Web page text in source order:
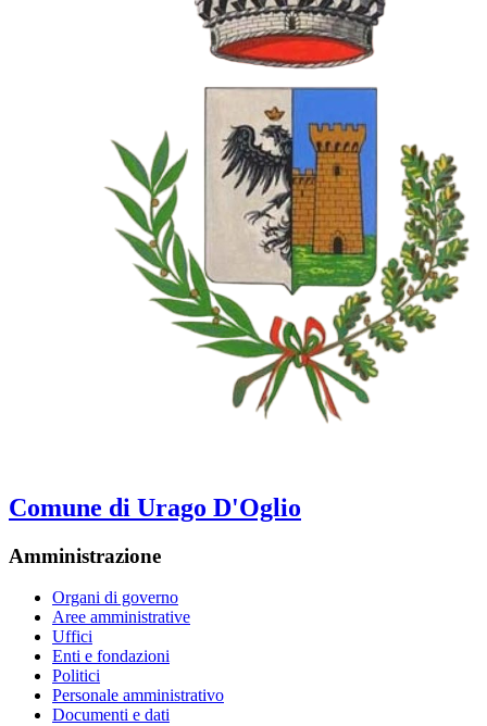
Comune di Urago D'Oglio
Amministrazione
Organi di governo
Aree amministrative
Uffici
Enti e fondazioni
Politici
Personale amministrativo
Documenti e dati